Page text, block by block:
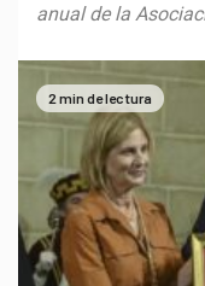
anual de la
2 min de lectura